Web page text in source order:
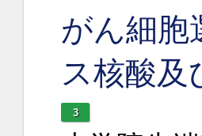
がん細胞
ス核酸及
3